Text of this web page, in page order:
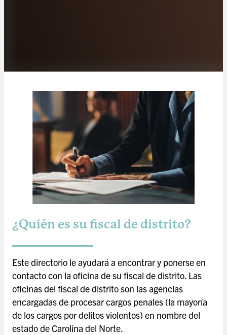
¿Quién es su fiscal de distrito?
Este directorio le ayudará a encontrar y ponerse en
contacto con la oficina de su fiscal de distrito. Las
oficinas del fiscal de distrito son las agencias
encargadas de procesar cargos penales (la mayoría
de los cargos por delitos violentos) en nombre del
estado de Carolina del Norte.